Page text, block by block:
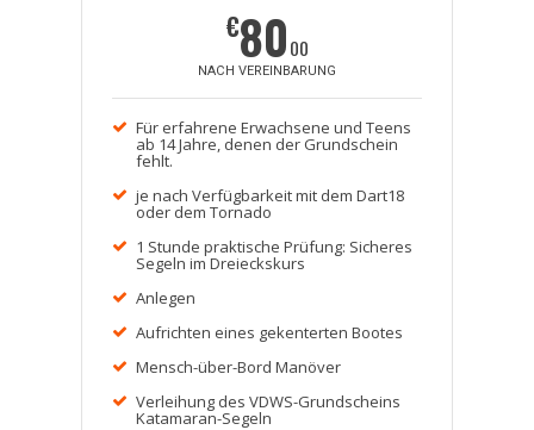
€8000
NACH VEREINBARUNG
Für erfahrene Erwachsene und Teens
ab 14 Jahre, denen der Grundschein
fehlt.
je nach Verfügbarkeit mit dem Dart18
oder dem Tornado
1 Stunde praktische Prüfung: Sicheres
Segeln im Dreieckskurs
Anlegen
Aufrichten eines gekenterten Bootes
Mensch-über-Bord Manöver
Verleihung des VDWS-Grundscheins
Katamaran-Segeln